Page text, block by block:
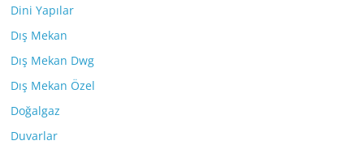
Dini Yapılar
Dış Mekan
Dış Mekan Dwg
Dış Mekan Özel
Doğalgaz
Duvarlar